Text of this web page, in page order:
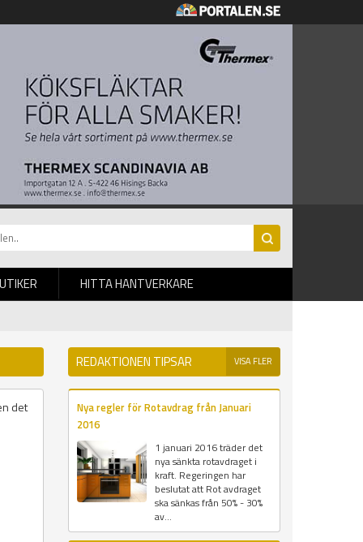
HITTA HANTVERKARE
det
REDAKTIONEN TIPSAR VISA FLER
Nya regler för Rotavdrag från Januari
2016
1 januari 2016 träder det
nya sänkta rotavdraget i
kraft. Regeringen har
beslutat att Rot avdraget
ska sänkas från 50% - 30%
av...